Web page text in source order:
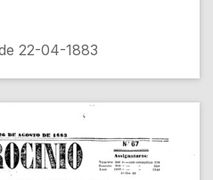
22-04-1883